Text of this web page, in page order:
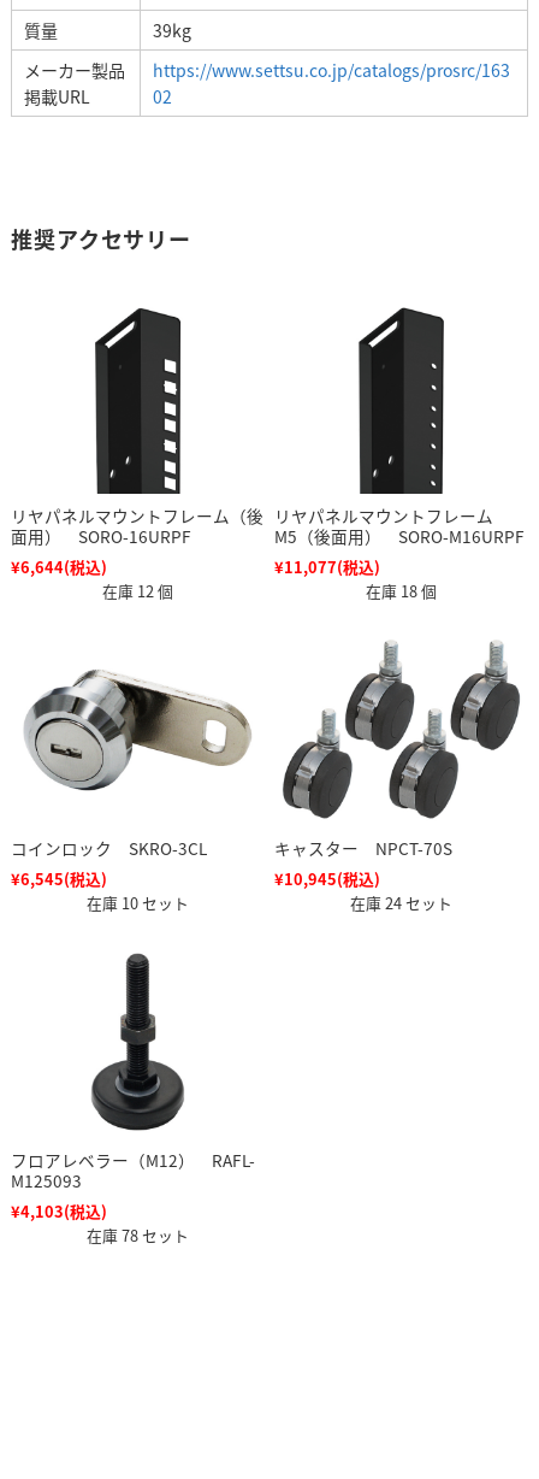
質量
39kg
メーカー製品
掲載URL
https://www.settsu.co.jp/catalogs/prosrc/163
02
推奨アクセサリー
リヤパネルマウントフレーム（後
面用） SORO-16URPF
¥6,644(税込)
在庫 12 個
リヤパネルマウントフレーム
M5（後面用） SORO-M16URPF
¥11,077(税込)
在庫 18 個
コインロック SKRO-3CL
¥6,545(税込)
在庫 10 セット
キャスター NPCT-70S
¥10,945(税込)
在庫 24 セット
フロアレベラー（M12） RAFL-
M125093
¥4,103(税込)
在庫 78 セット